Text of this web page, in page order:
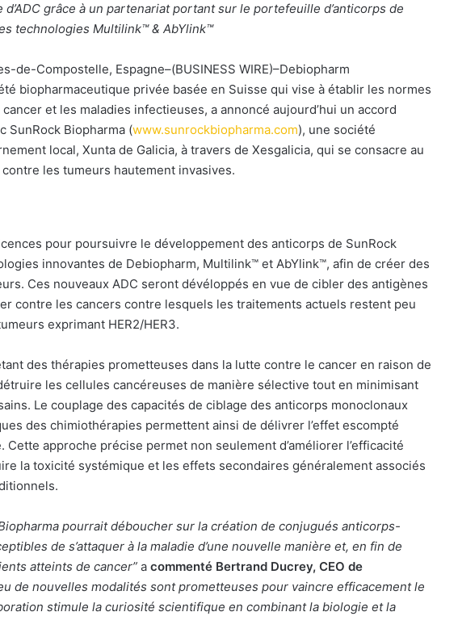
grâce à un partenariat portant sur le portefeuille d’anticorps de
technologies Multilink™ & AbYlink™
de-Compostelle, Espagne–(BUSINESS WIRE)–Debiopharm
biopharmaceutique privée basée en Suisse qui vise à établir les normes
et les maladies infectieuses, a annoncé aujourd’hui un accord
SunRock Biopharma (www.sunrockbiopharma.com), une société
local, Xunta de Galicia, à travers de Xesgalicia, qui se consacre au
les tumeurs hautement invasives.
pour poursuivre le développement des anticorps de SunRock
innovantes de Debiopharm, Multilink™ et AbYlink™, afin de créer des
Ces nouveaux ADC seront dévéloppés en vue de cibler des antigènes
contre les cancers contre lesquels les traitements actuels restent peu
exprimant HER2/HER3.
des thérapies prometteuses dans la lutte contre le cancer en raison de
les cellules cancéreuses de manière sélective tout en minimisant
Le couplage des capacités de ciblage des anticorps monoclonaux
des chimiothérapies permettent ainsi de délivrer l’effet escompté
Cette approche précise permet non seulement d’améliorer l’efficacité
la toxicité systémique et les effets secondaires généralement associés
pourrait déboucher sur la création de conjugués anticorps-
de s’attaquer à la maladie d’une nouvelle manière et, en fin de
atteints de cancer” a commenté Bertrand Ducrey, CEO de
de nouvelles modalités sont prometteuses pour vaincre efficacement le
stimule la curiosité scientifique en combinant la biologie et la